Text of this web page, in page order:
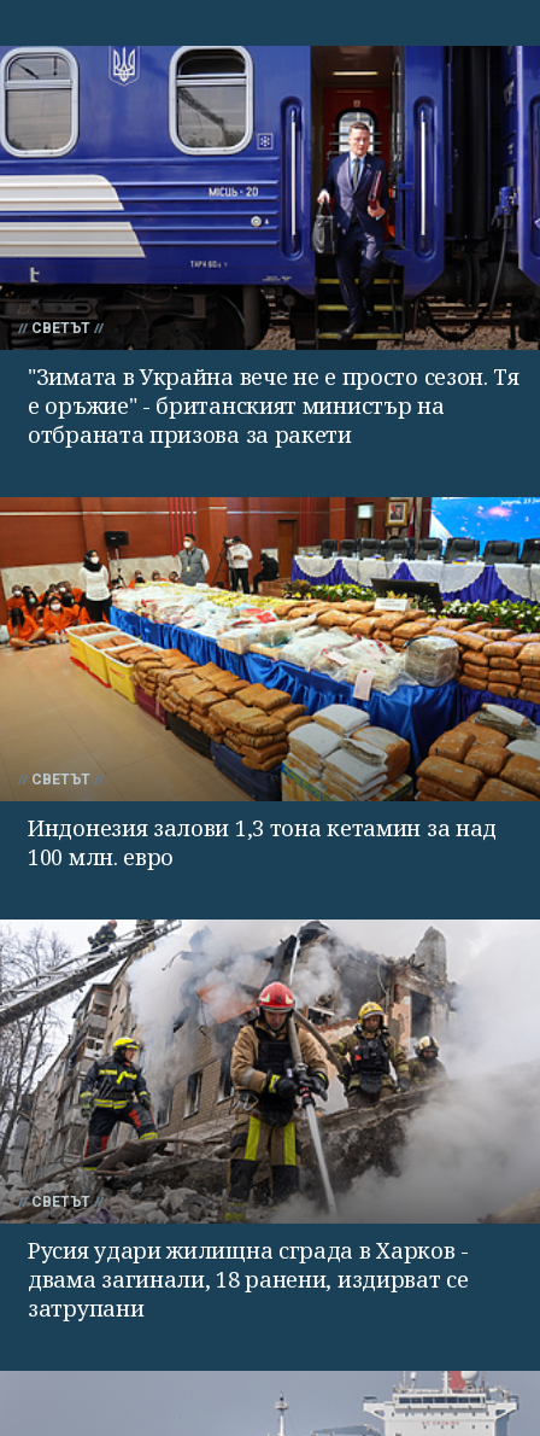
СВЕТЪТ
"Зимата в Украйна вече не е просто сезон. Тя
е оръжие" - британският министър на
отбраната призова за ракети
СВЕТЪТ
Индонезия залови 1,3 тона кетамин за над
100 млн. евро
СВЕТЪТ
Русия удари жилищна сграда в Харков -
двама загинали, 18 ранени, издирват се
затрупани